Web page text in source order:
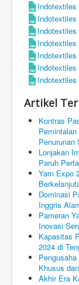
Artikel
Kontras
Penurunan
Lonjakan
Paruh
Yarn Expo
Dominasi
Inggris
Pameran
Inovasi
Kapasitas
2024 di
Khusus
Akhir Era